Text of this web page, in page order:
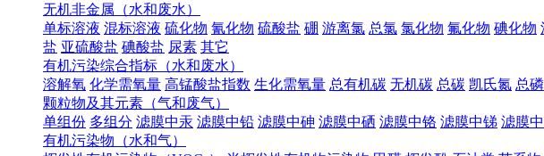
无机非金属（水和废水）
单标溶液 混标溶液 硫化物 氰化物 硫酸盐 硼 游离氯 总氯 氯化物 氟化物 碘化物
盐 亚硫酸盐 碘酸盐 尿素 其它
有机污染综合指标（水和废水）
溶解氧 化学需氧量 高锰酸盐指数 生化需氧量 总有机碳 无机碳 总碳 凯氏氮 总磷
颗粒物及其元素（气和废气）
单组份 多组分 滤膜中汞 滤膜中铅 滤膜中砷 滤膜中硒 滤膜中铬 滤膜中锑 滤膜
有机污染物（水和气）